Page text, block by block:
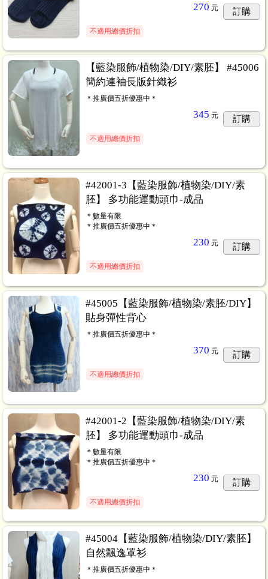
270 元 訂購
不適用總價折扣
【藍染服飾/植物染/DIY/素胚】 #45006
簡約連袖長版針織衫
＊推廣價五折優惠中＊
345 元 訂購
不適用總價折扣
#42001-3【藍染服飾/植物染/DIY/素
胚】 多功能運動頭巾-成品
＊數量有限
＊推廣價五折優惠中＊
230 元 訂購
不適用總價折扣
#45005【藍染服飾/植物染/素胚/DIY】
貼身彈性背心
＊推廣價五折優惠中＊
370 元 訂購
不適用總價折扣
#42001-2【藍染服飾/植物染/DIY/素
胚】 多功能運動頭巾-成品
＊數量有限
＊推廣價五折優惠中＊
230 元 訂購
不適用總價折扣
#45004【藍染服飾/植物染/DIY/素胚】
自然飄逸罩衫
＊推廣價五折優惠中＊